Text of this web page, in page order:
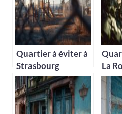
Quartier à éviter à
Strasbourg
La